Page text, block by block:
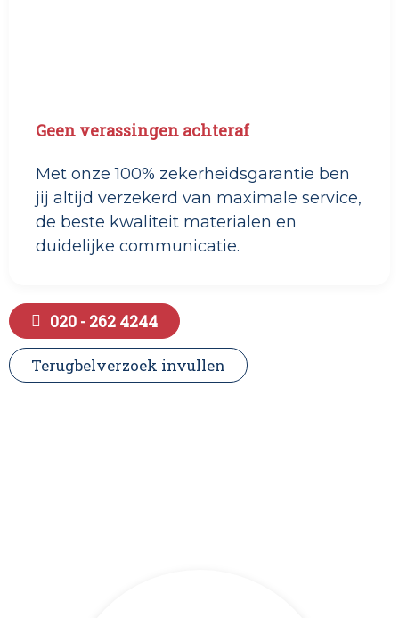
Geen verassingen achteraf
Met onze 100% zekerheidsgarantie ben
jij altijd verzekerd van maximale service,
de beste kwaliteit materialen en
duidelijke communicatie.
020 - 262 4244
Terugbelverzoek invullen